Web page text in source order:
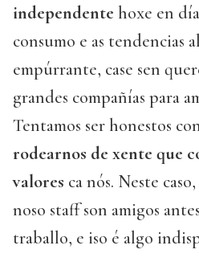
independente hoxe en
consumo e as tendencias
empúrrante, case sen
grandes compañías para
Tentamos ser honestos
rodearnos de xente que
valores ca nós. Neste
noso staff son amigos
traballo, e iso é algo